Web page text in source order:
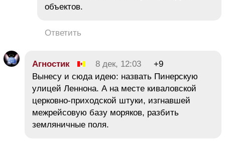
объектов.
Ответить
Агностик 8 дек, 12:03
+9
Вынесу и сюда идею: назвать Пинерскую
улицей Леннона. А на месте киваловской
церковно-приходской штуки, изгнавшей
межрейсовую базу моряков, разбить
земляничные поля.